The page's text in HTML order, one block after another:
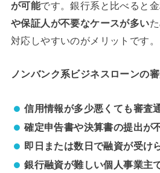
が可能です。銀行系と比べると
や保証人が不要なケースが多い
対応しやすいのがメリットです。
ノンバンク系ビジネスローンの
信用情報が多少悪くても審査
確定申告書や決算書の提出が
即日または数日で融資が受け
銀行融資が難しい個人事業主